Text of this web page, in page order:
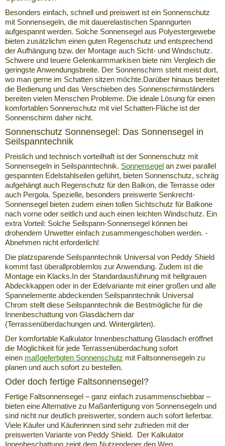
Besonders einfach, schnell und preiswert ist ein Sonnenschutz
mit Sonnensegeln, die mit dauerelastischen Spanngurten
aufgespannt werden. Solche Sonnensegel aus Polyestergewebe
bieten zusätzlichm einen guten Regenschutz und entsprechend
der Aufhängung bzw. der Montage auch Sicht- und Windschutz.
Schwere und teuere Gelenkarmmarkisen biete nim Vergleich die
geringste Anwendungsbreite. Der Sonnenschirm steht meist dort,
wo man gerne im Schatten sitzen möchte.Darüber hinaus bereitet
die Bedienung und das Verschieben des Sonnenschirmständers
bereiten vielen Menschen Probleme. Die ideale Lösung für einen
komfortablen Sonnenschutz mit viel Schatten-Fläche ist der
Sonnenschirm daher nicht.
Sonnenschutz Sonnensegel: Das Sonnensegel in
Seilspanntechnik
Preislich und technisch vorteilhaft ist der Sonnenschutz mit
Sonnensegeln in Seilspanntechnik. Sonnensegel an zwei parallel
gespannten Edelstahlseilen geführt, bieten Sonnenschutz, schräg
aufgehängt auch Regenschutz für den Balkon, die Terrasse oder
auch Pergola. Spezielle, besonders preiswerte Senkrecht-
Sonnensegel bieten zudem einen tollen Sichtschutz für Balkone
nach vorne oder seitlich und auch einen leichten Windschutz. Ein
extra Vorteil: Solche Seilspann-Sonnensegel können bei
drohendem Unwetter einfach zusammengeschoben werden. -
Abnehmen nicht erforderlich!
Die platzsparende Seilspanntechnik Universal von Peddy Shield
kommt fast überallproblemlos zur Anwendung. Zudem ist die
Montage ein Klacks.In der Standardausführung mit hellgrauen
Abdeckkappen oder in der Edelvariante mit einer großen und alle
Spannelemente abdeckenden Seilspanntechnik Universal
Chrom stellt diese Seilspanntechnik die Bestmögliche für die
Innenbeschattung von Glasdächern dar
(Terrassenüberdachungen und. Wintergärten).
Der komfortable Kalkulator Innenbeschattung Glasdach eröffnet
die Möglichkeit für jede Terrassenüberdachung sofort
einen maßgefertigten Sonnenschutz mit Faltsonnensegeln zu
planen und auch sofort zu bestellen.
Oder doch fertige Faltsonnensegel?
Fertige Faltsonnensegel – ganz einfach zusammenschiebbar –
bieten eine Alternative zu Maßanfertigung von Sonnensegeln und
sind nicht nur deutlich preiswerter, sondern auch sofort lieferbar.
Viele Käufer und Käuferinnen sind sehr zufrieden mit der
preiswerten Variante von Peddy Shield. Der Kalkulator
Innenbeschattung zeigt dem Nutzendener den Weg.